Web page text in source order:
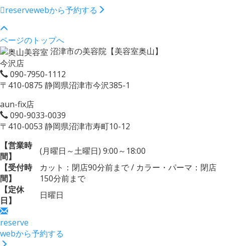
reservewebから予約する
ページのトップへ
沼津市の美容院【美容室奥山】
今沢店
090-7950-1112
〒410-0875 静岡県沼津市今沢385-1
aun-fix店
090-9033-0039
〒410-0053 静岡県沼津市寿町10-12
【営業時
間】
(月曜日～土曜日) 9:00～18:00
【受付時
間】
カット：閉店90分前まで / カラー・パーマ：閉店
150分前まで
【定休
日】
日曜日
reserve
webから予約する